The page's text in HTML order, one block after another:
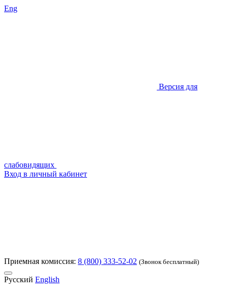
Eng
Версия для
слабовидящих
Вход в личный кабинет
Приемная комиссия: 8 (800) 333-52-02 (Звонок бесплатный)
Русский English